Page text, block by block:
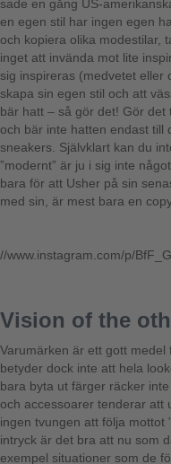
sade en gång US-
en egen stil har ingen egen
och kopiera olika modestilar,
inget att invända mot lite
sig inspireras (medvetet eller
skapa sin egen stil och att
bär hatt – så gör det! Gör
och bär inte hatten endast till
sneakers. Självklart kan du
”modernt” är ju i sig inte
bara för att Usher på sin
med sin, är mest bara en
//www.instagram.com/p/
Vision of the
Varumärken är ett gott
betyder dock inte att hela
bara byta ut färger räcker
och accessoarer tenderar att
ingen tvungen att följa mottot
intryck är det bra att nu som
exempel situationer som de